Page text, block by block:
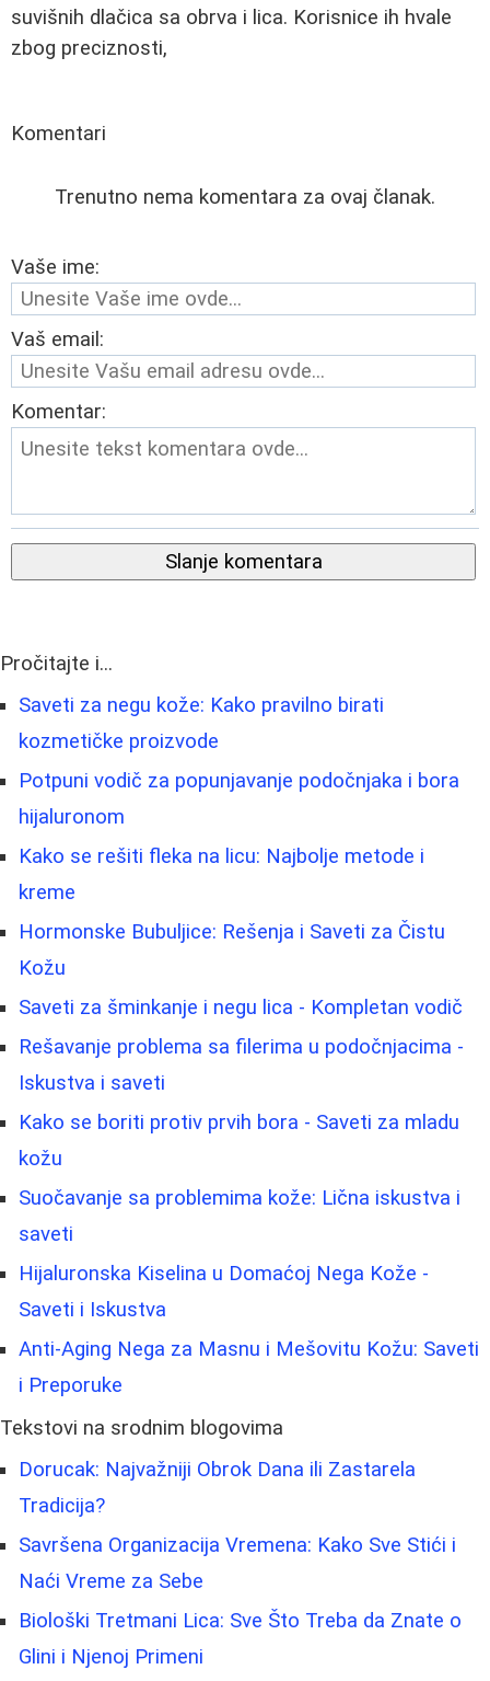
suvišnih dlačica sa obrva i lica. Korisnice ih hvale
zbog preciznosti,
Komentari
Trenutno nema komentara za ovaj članak.
Vaše ime:
Vaš email:
Komentar:
Slanje komentara
Pročitajte i...
Saveti za negu kože: Kako pravilno birati
kozmetičke proizvode
Potpuni vodič za popunjavanje podočnjaka i bora
hijaluronom
Kako se rešiti fleka na licu: Najbolje metode i
kreme
Hormonske Bubuljice: Rešenja i Saveti za Čistu
Kožu
Saveti za šminkanje i negu lica - Kompletan vodič
Rešavanje problema sa filerima u podočnjacima -
Iskustva i saveti
Kako se boriti protiv prvih bora - Saveti za mladu
kožu
Suočavanje sa problemima kože: Lična iskustva i
saveti
Hijaluronska Kiselina u Domaćoj Nega Kože -
Saveti i Iskustva
Anti-Aging Nega za Masnu i Mešovitu Kožu: Saveti
i Preporuke
Tekstovi na srodnim blogovima
Dorucak: Najvažniji Obrok Dana ili Zastarela
Tradicija?
Savršena Organizacija Vremena: Kako Sve Stići i
Naći Vreme za Sebe
Biološki Tretmani Lica: Sve Što Treba da Znate o
Glini i Njenoj Primeni